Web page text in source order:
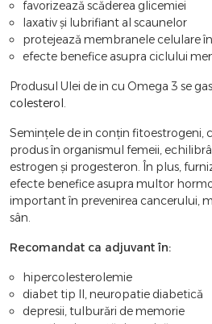
favorizează scăderea glicemiei
laxativ și lubrifiant al scaunelor
protejează membranele celulare
efecte benefice asupra ciclului
Produsul Ulei de in cu Omega 3 se
colesterol.
Semințele de in conțin fitoestrogeni,
produs în organismul femeii,
estrogen și progesteron. În plus,
efecte benefice asupra multor
important în prevenirea cancerului,
sân.
Recomandat ca adjuvant în:
hipercolesterolemie
diabet tip II, neuropatie diabetică
depresii, tulburări de memorie